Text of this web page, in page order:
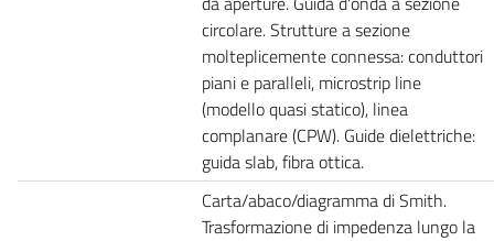
circolare. Strutture a sezione
molteplicemente connessa: conduttori
piani e paralleli, microstrip line
(modello quasi statico), linea
complanare (CPW). Guide dielettriche:
guida slab, fibra ottica.
Carta/abaco/diagramma di Smith.
Trasformazione di impedenza lungo la